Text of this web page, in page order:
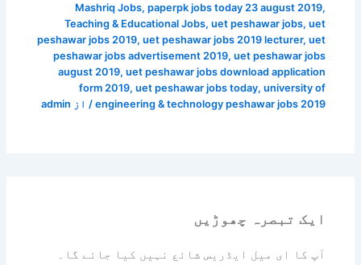
Mashriq Jobs, paperpk jobs today 23 august 2019,
Teaching & Educational Jobs, uet peshawar jobs, uet
peshawar jobs 2019, uet peshawar jobs 2019 lecturer, uet
peshawar jobs advertisement 2019, uet peshawar jobs
august 2019, uet peshawar jobs download application
form 2019, uet peshawar jobs today, university of
engineering & technology peshawar jobs 2019 / از admin
ایک تبصرہ چھوڑیں
آپ کا ای میل ایڈریس شائع نہیں کیا جائے گا۔